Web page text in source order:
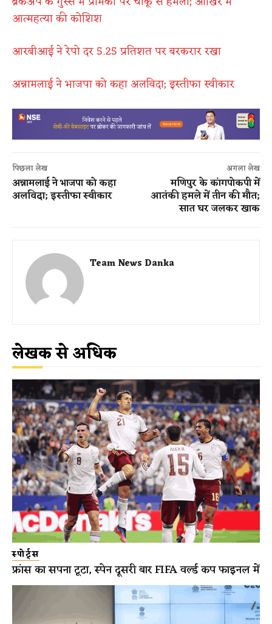
आत्महत्या की कोशिश
आरबीआई ने रेपो दर 5.25 प्रतिशत पर बरकरार रखा
अन्नामलाई ने भाजपा को कहा अलविदा; इस्तीफा स्वीकार
पिछला लेख
अन्नामलाई ने भाजपा को कहा
अलविदा; इस्तीफा स्वीकार
अगला लेख
मणिपुर के कांगपोकपी में
आतंकी हमले में तीन की मौत;
सात घर जलकर खाक
Team News Danka
लेखक से अधिक
स्पोर्ट्स
फ्रांस का सपना टूटा, स्पेन दूसरी बार FIFA वर्ल्ड कप फाइनल में